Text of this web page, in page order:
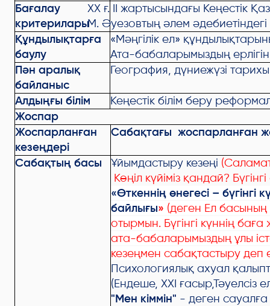
Бағалау
критерилары
ХХ ғ. ІІ жартысындағы
М. Әуезовтың әлем
Құндылықтарға
баулу
«Мәңгілік ел»
Ата-бабаларымыздың
Пән аралық
байланыс
География, дүниежүзі
Алдыңғы білім
Кеңестік білім беру
Жоспар
Жоспарланған
кезеңдері
Сабақтағы жоспарланған
Сабақтың басы Ұйымдастыру кезеңі
Көңіл күйіміз қандай?
«Өткеннің өнегесі – бүгінгі
байлығы» (деген Ел басының
отырмын. Бүгінгі күннің
ата-бабаларымыздың ұлы
кезеңмен сабақтастыру деп
Психологиялық ахуал
(Ендеше, ХХІ ғасыр,Тәуелсіз
"Мен кіммін" - деген